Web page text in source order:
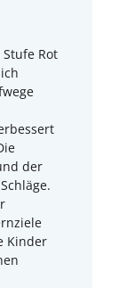
Rot
der
Kinder